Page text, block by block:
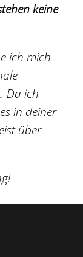
keine
ich mich
Da ich
in deiner
über